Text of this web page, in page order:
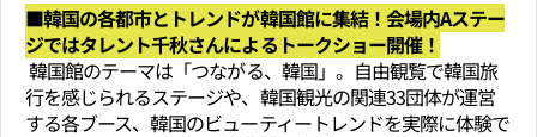
■韓国の各都市とトレンドが韓国館に集結！会場内Aステー
ジではタレント千秋さんによるトークショー開催！
韓国館のテーマは「つながる、韓国」。自由観覧で韓国旅
行を感じられるステージや、韓国観光の関連33団体が運営
する各ブース、韓国のビューティートレンドを実際に体験で